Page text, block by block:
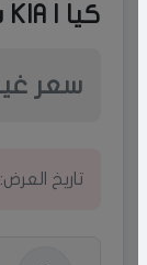
كيا | KIA سيراتو 2017
سعر
تاريخ العرض: